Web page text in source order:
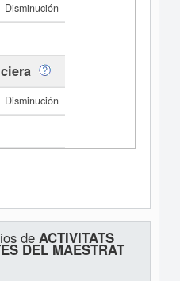
Disminución
Disminución
de ACTIVITATS
DEL MAESTRAT